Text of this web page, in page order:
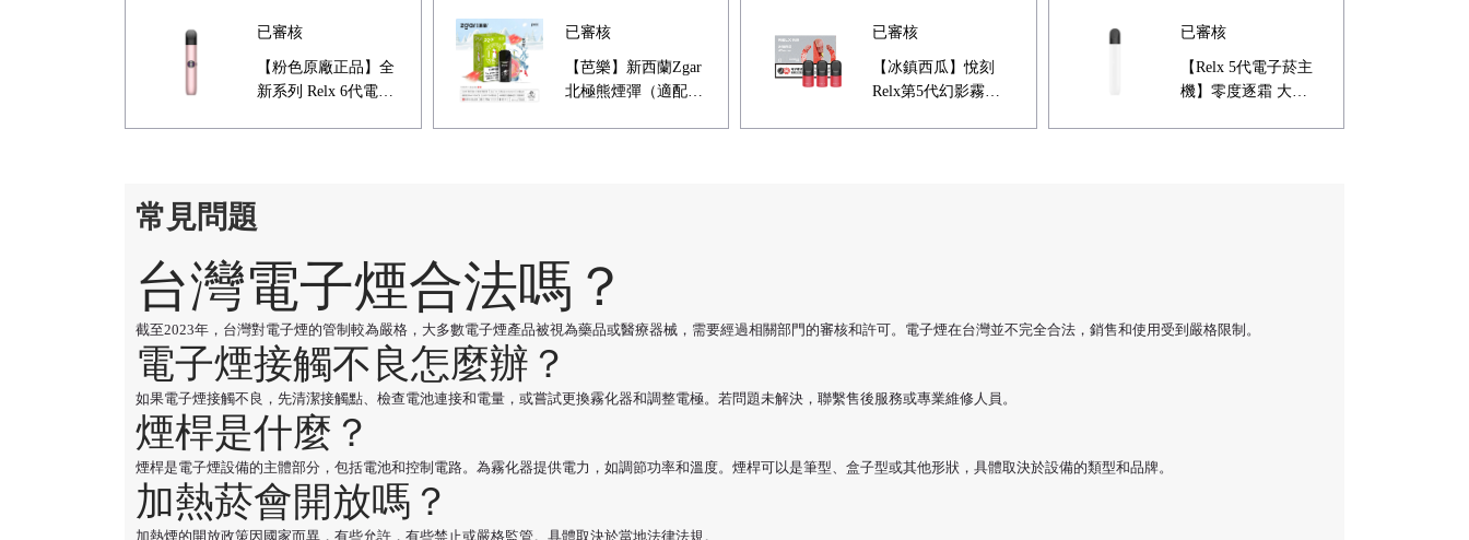
已審核
【粉色原廠正品】全
新系列 Relx 6代電子
已審核
【芭樂】新西蘭Zgar
北極熊煙彈（適配
已審核
【冰鎮西瓜】悅刻
Relx第5代幻影霧化
已審核
【Relx 5代電子菸主
機】零度逐霜 大量
常見問題
台灣電子煙合法嗎？
截至2023年，台灣對電子煙的管制較為嚴格，大多數電子煙產品被視為藥品或醫療器械，需要經過相關部門的審核和許可。電子煙在台灣並不完全合法，銷售和使用受到嚴格限制。
電子煙接觸不良怎麼辦？
如果電子煙接觸不良，先清潔接觸點、檢查電池連接和電量，或嘗試更換霧化器和調整電極。若問題未解決，聯繫售後服務或專業維修人員。
煙桿是什麼？
煙桿是電子煙設備的主體部分，包括電池和控制電路。為霧化器提供電力，如調節功率和溫度。煙桿可以是筆型、盒子型或其他形狀，具體取決於設備的類型和品牌。
加熱菸會開放嗎？
加熱煙的開放政策因國家而異，有些允許，有些禁止或嚴格監管。具體取決於當地法律法規。